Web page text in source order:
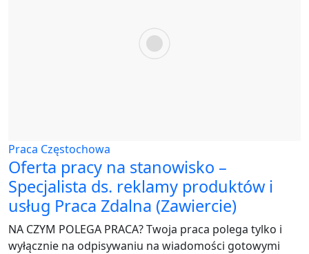
Praca Częstochowa
Oferta pracy na stanowisko –
Specjalista ds. reklamy produktów i
usług Praca Zdalna (Zawiercie)
NA CZYM POLEGA PRACA? Twoja praca polega tylko i
wyłącznie na odpisywaniu na wiadomości gotowymi